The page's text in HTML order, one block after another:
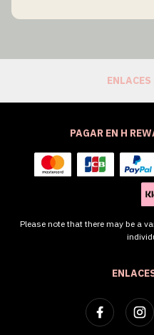
PAGAR EN H
Please note that there may be a